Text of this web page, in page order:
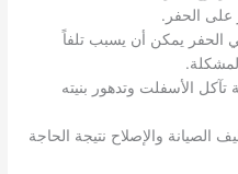
على الحفر.
الحفر يمكن أن يسبب تلفاً
تآكل الأسفلت وتدهور بنيته
الصيانة والإصلاح نتيجة الحاجة